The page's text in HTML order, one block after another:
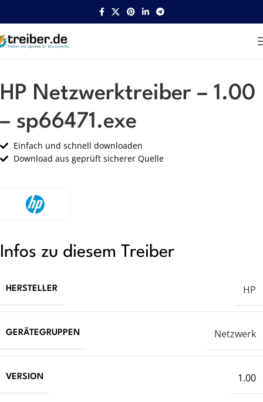
Startseite HP Netzwerk
HP Netzwerktreiber – 1.00
– sp66471.exe
Einfach und schnell downloaden
Download aus geprüft sicherer Quelle
Infos zu diesem Treiber
HERSTELLER HP
GERÄTEGRUPPEN Netzwerk
VERSION 1.00